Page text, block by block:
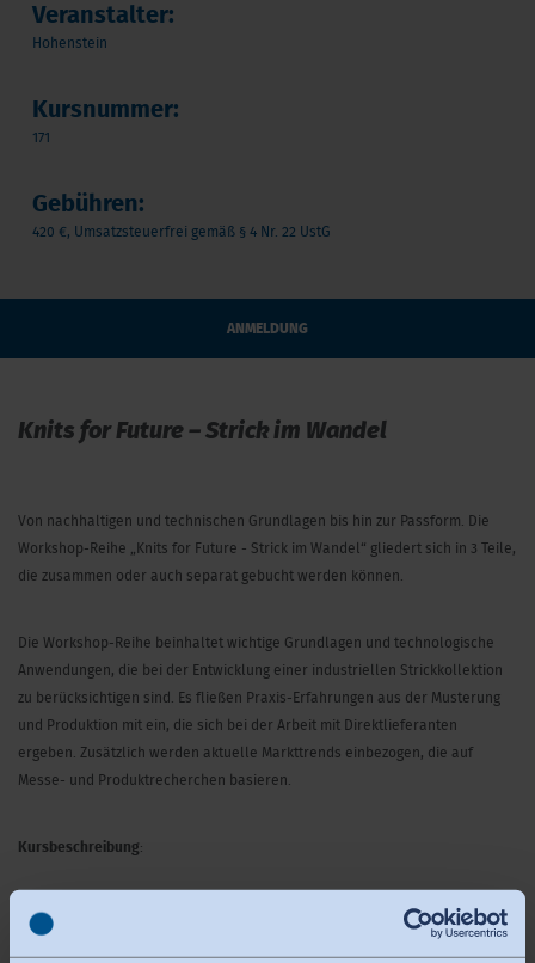
Veranstalter:
Hohenstein
Kursnummer:
171
Gebühren:
420 €, Umsatzsteuerfrei gemäß § 4 Nr. 22 UstG
ANMELDUNG
Knits for Future – Strick im Wandel
Von nachhaltigen und technischen Grundlagen bis hin zur Passform. Die
Workshop-Reihe „Knits for Future - Strick im Wandel“ gliedert sich in 3 Teile,
die zusammen oder auch separat gebucht werden können.
Die Workshop-Reihe beinhaltet wichtige Grundlagen und technologische
Anwendungen, die bei der Entwicklung einer industriellen Strickkollektion
zu berücksichtigen sind. Es fließen Praxis-Erfahrungen aus der Musterung
und Produktion mit ein, die sich bei der Arbeit mit Direktlieferanten
ergeben. Zusätzlich werden aktuelle Markttrends einbezogen, die auf
Messe- und Produktrecherchen basieren.
Kursbeschreibung:
Passform Strick – Was ist möglich? Was ist machbar? Was ist bezahlbar?